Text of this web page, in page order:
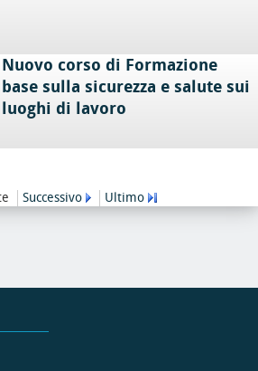
Nuovo corso di Formazione
base sulla sicurezza e salute sui
luoghi di lavoro
Successivo Ultimo